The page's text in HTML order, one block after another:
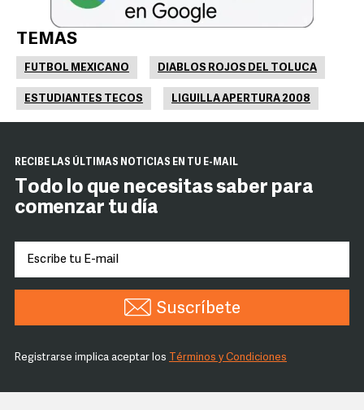
TEMAS
FUTBOL MEXICANO DIABLOS ROJOS DEL TOLUCA
ESTUDIANTES TECOS LIGUILLA APERTURA 2008
RECIBE LAS ÚLTIMAS NOTICIAS EN TU E-MAIL
Todo lo que necesitas saber para
comenzar tu día
Suscríbete
Registrarse implica aceptar los Términos y Condiciones